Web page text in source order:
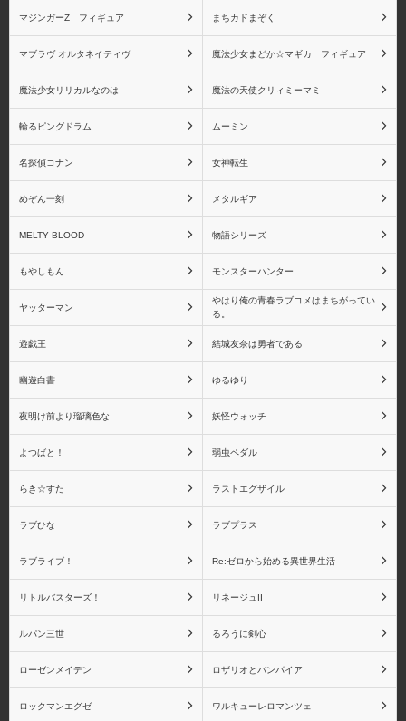
エンブレイスジャパン オーキッドシード
回天堂 Gift
キャラアニ キューズQ
京都アニメーション
グッドスマイルカンパニ
イズ
CCP G.E.M.
マジンガーZ フィギュア まちカドまぞく
マブラヴ オルタネイティヴ 魔法少女まどか☆マギカ フィギュア
魔法少女リリカルなのは 魔法の天使クリィミーマミ
輪るピングドラム ムーミン
名探偵コナン 女神転生
めぞん一刻 メタルギア
MELTY BLOOD 物語シリーズ
もやしもん モンスターハンター
ヤッターマン
やはり俺の青春ラブコメはまちがってい
る。
遊戯王 結城友奈は勇者である
幽遊白書 ゆるゆり
夜明け前より瑠璃色な 妖怪ウォッチ
よつばと！ 弱虫ペダル
らき☆すた ラストエグザイル
ラブひな ラブプラス
ラブライブ！ Re:ゼロから始める異世界生活
リトルバスターズ！ リネージュII
ルパン三世 るろうに剣心
ローゼンメイデン ロザリオとバンパイア
ロックマンエグゼ ワルキューレロマンツェ